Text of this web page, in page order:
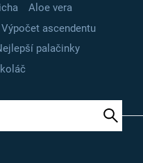
Aloe vera
Výpočet ascendentu
palačinky